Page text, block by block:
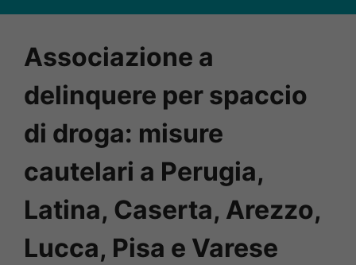
Associazione a
delinquere per spaccio
di droga: misure
cautelari a Perugia,
Latina, Caserta, Arezzo,
Lucca, Pisa e Varese